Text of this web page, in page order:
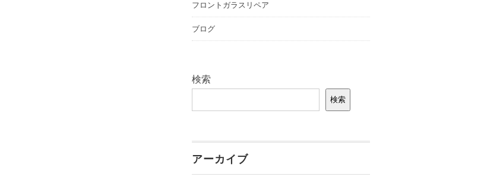
フロントガラスリペア
ブログ
検索
検索
アーカイブ